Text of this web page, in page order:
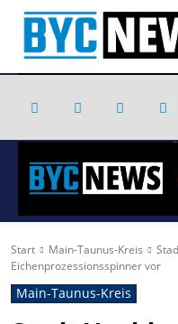
Start Main-Taunus-Kreis
Eichenprozessionsspinner vor
Main-Taunus-Kreis